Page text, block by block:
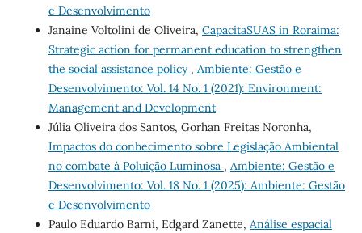
e Desenvolvimento
Janaine Voltolini de Oliveira, CapacitaSUAS in Roraima:
Strategic action for permanent education to strengthen
the social assistance policy , Ambiente: Gestão e
Desenvolvimento: Vol. 14 No. 1 (2021): Environment:
Management and Development
Júlia Oliveira dos Santos, Gorhan Freitas Noronha,
Impactos do conhecimento sobre Legislação Ambiental
no combate à Poluição Luminosa , Ambiente: Gestão e
Desenvolvimento: Vol. 18 No. 1 (2025): Ambiente: Gestão
e Desenvolvimento
Paulo Eduardo Barni, Edgard Zanette, Análise espacial